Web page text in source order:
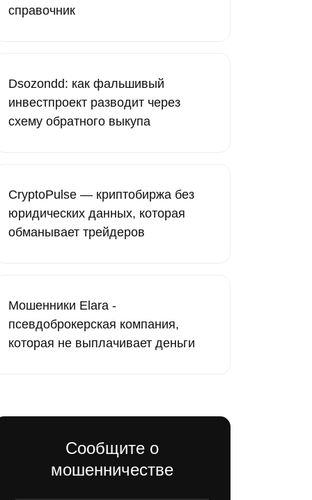
справочник
Dsozondd: как фальшивый
инвестпроект разводит через
схему обратного выкупа
CryptoPulse — криптобиржа без
юридических данных, которая
обманывает трейдеров
Мошенники Elara -
псевдоброкерская компания,
которая не выплачивает деньги
Сообщите о
мошенничестве